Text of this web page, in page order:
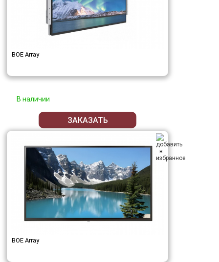
BOE Array
В наличии
ЗАКАЗАТЬ
BOE Array